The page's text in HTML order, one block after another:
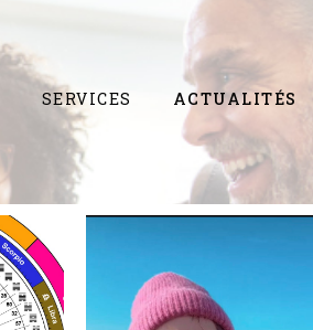
SERVICES ACTUALITÉS